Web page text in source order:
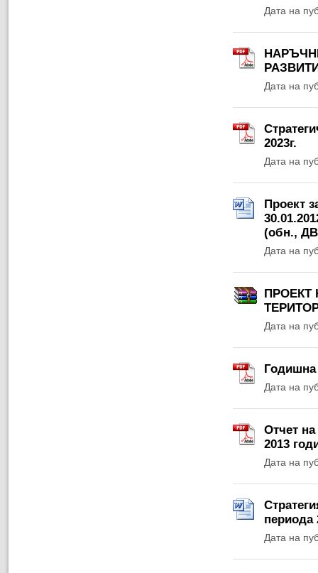
Дата на
Дата на
2023г.
Дата на
Проект
(обн.,
Дата на
ПРОЕКТ
Дата на
Годишна
Дата на
Отчет
2013
Дата на
периода
Дата на